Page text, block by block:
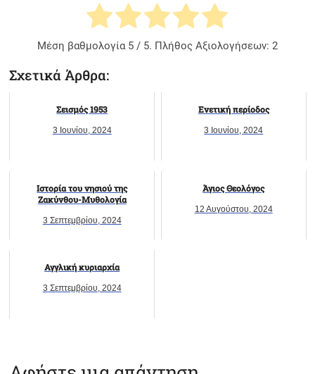
Μέση βαθμολογία 5/ 5. Πλήθος Αξιολογήσεων: 2
Σχετικά Άρθρα:
Σεισμός 1953
3 Ιουνίου, 2024
Ενετική περίοδος
3 Ιουνίου, 2024
Ιστορία του νησιού της
Ζακύνθου-Μυθολογία
3 Σεπτεμβρίου, 2024
Άγιος Θεολόγος
12 Αυγούστου, 2024
Αγγλική κυριαρχία
3 Σεπτεμβρίου, 2024